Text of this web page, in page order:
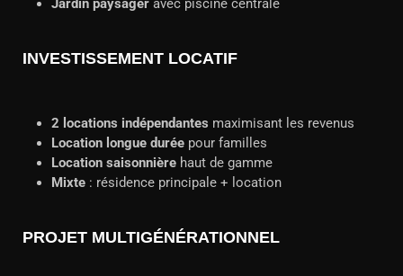
Jardin paysager avec piscine centrale
INVESTISSEMENT LOCATIF
2 locations indépendantes maximisant les revenus
Location longue durée pour familles
Location saisonnière haut de gamme
Mixte : résidence principale + location
PROJET MULTIGÉNÉRATIONNEL